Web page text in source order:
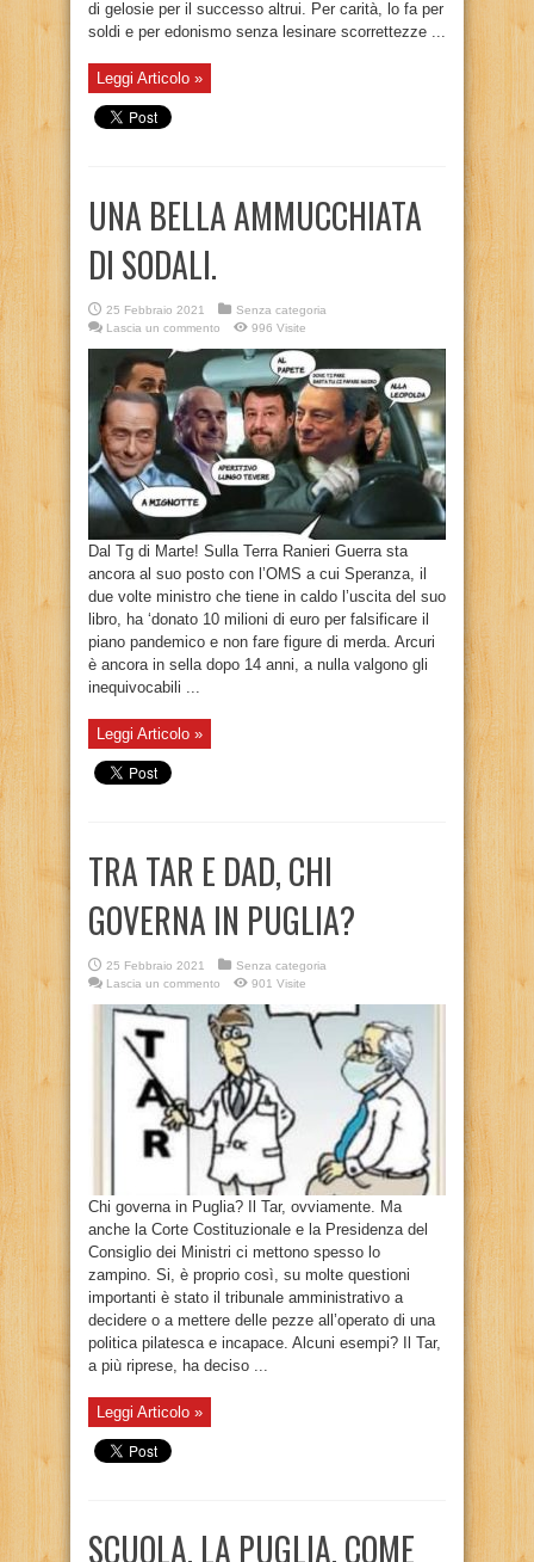
di gelosie per il successo altrui. Per carità, lo fa per
soldi e per edonismo senza lesinare scorrettezze ...
Leggi Articolo »
UNA BELLA AMMUCCHIATA
DI SODALI.
25 Febbraio 2021
Senza categoria
Lascia un commento
996 Visite
Dal Tg di Marte! Sulla Terra Ranieri Guerra sta
ancora al suo posto con l’OMS a cui Speranza, il
due volte ministro che tiene in caldo l’uscita del suo
libro, ha ‘donato 10 milioni di euro per falsificare il
piano pandemico e non fare figure di merda. Arcuri
è ancora in sella dopo 14 anni, a nulla valgono gli
inequivocabili ...
Leggi Articolo »
TRA TAR E DAD, CHI
GOVERNA IN PUGLIA?
25 Febbraio 2021
Senza categoria
Lascia un commento
901 Visite
Chi governa in Puglia? Il Tar, ovviamente. Ma
anche la Corte Costituzionale e la Presidenza del
Consiglio dei Ministri ci mettono spesso lo
zampino. Si, è proprio così, su molte questioni
importanti è stato il tribunale amministrativo a
decidere o a mettere delle pezze all’operato di una
politica pilatesca e incapace. Alcuni esempi? Il Tar,
a più riprese, ha deciso ...
Leggi Articolo »
SCUOLA, LA PUGLIA, COME